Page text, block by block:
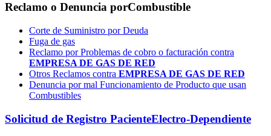
Reclamo o Denuncia porCombustible
Corte de Suministro por Deuda
Fuga de gas
Reclamo por Problemas de cobro o facturación contra
EMPRESA DE GAS DE RED
Otros Reclamos contra EMPRESA DE GAS DE RED
Denuncia por mal Funcionamiento de Producto que usan
Combustibles
Solicitud de Registro PacienteElectro-Dependiente